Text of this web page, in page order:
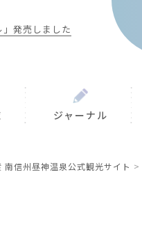
発売しました
ジャーナル
信州昼神温泉公式観光サイト >